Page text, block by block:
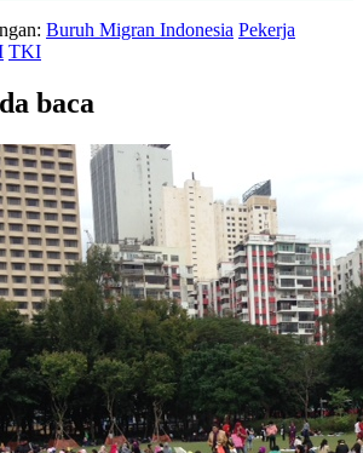
Buruh Migran Indonesia Pekerja
TKI
baca